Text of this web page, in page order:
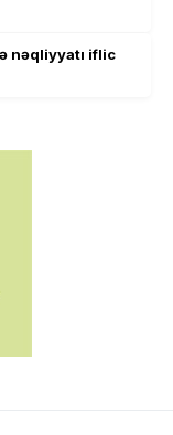
nəqliyyatı iflic